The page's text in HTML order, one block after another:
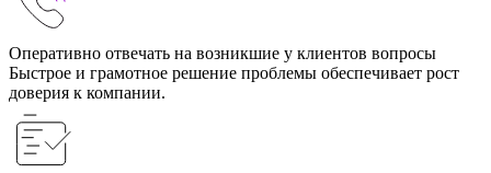
Оперативно отвечать на возникшие у клиентов вопросы
Быстрое и грамотное решение проблемы обеспечивает рост
доверия к компании.